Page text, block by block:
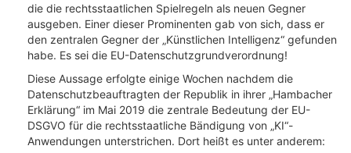
die die rechtsstaatlichen Spielregeln als neuen Gegner
ausgeben. Einer dieser Prominenten gab von sich, dass er
den zentralen Gegner der „Künstlichen Intelligenz“ gefunden
habe. Es sei die EU-Datenschutzgrundverordnung!
Diese Aussage erfolgte einige Wochen nachdem die
Datenschutzbeauftragten der Republik in ihrer „Hambacher
Erklärung“ im Mai 2019 die zentrale Bedeutung der EU-
DSGVO für die rechtsstaatliche Bändigung von „KI“-
Anwendungen unterstrichen. Dort heißt es unter anderem: